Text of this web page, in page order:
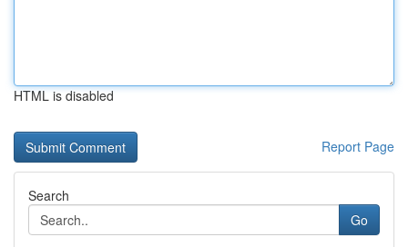
HTML is disabled
Report Page
Search
Go